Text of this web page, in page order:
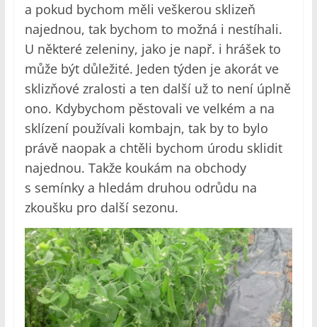
a pokud bychom měli veškerou sklizeň
najednou, tak bychom to možná i nestíhali.
U některé zeleniny, jako je např. i hrášek to
může být důležité. Jeden týden je akorát ve
sklizňové zralosti a ten další už to není úplně
ono. Kdybychom pěstovali ve velkém a na
sklízení používali kombajn, tak by to bylo
právě naopak a chtěli bychom úrodu sklidit
najednou. Takže koukám na obchody
s semínky a hledám druhou odrůdu na
zkoušku pro další sezonu.